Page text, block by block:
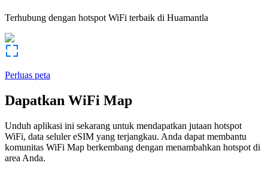
Terhubung dengan hotspot WiFi terbaik di Huamantla
Perluas peta
Dapatkan WiFi Map
Unduh aplikasi ini sekarang untuk mendapatkan jutaan hotspot
WiFi, data seluler eSIM yang terjangkau. Anda dapat membantu
komunitas WiFi Map berkembang dengan menambahkan hotspot di
area Anda.